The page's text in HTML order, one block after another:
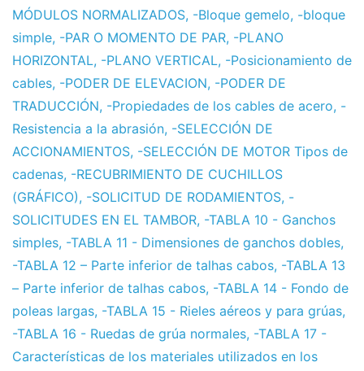
MÓDULOS NORMALIZADOS, -Bloque gemelo, -bloque
simple, -PAR O MOMENTO DE PAR, -PLANO
HORIZONTAL, -PLANO VERTICAL, -Posicionamiento de
cables, -PODER DE ELEVACION, -PODER DE
TRADUCCIÓN, -Propiedades de los cables de acero, -
Resistencia a la abrasión, -SELECCIÓN DE
ACCIONAMIENTOS, -SELECCIÓN DE MOTOR Tipos de
cadenas, -RECUBRIMIENTO DE CUCHILLOS
(GRÁFICO), -SOLICITUD DE RODAMIENTOS, -
SOLICITUDES EN EL TAMBOR, -TABLA 10 - Ganchos
simples, -TABLA 11 - Dimensiones de ganchos dobles,
-TABLA 12 – Parte inferior de talhas cabos, -TABLA 13
– Parte inferior de talhas cabos, -TABLA 14 - Fondo de
poleas largas, -TABLA 15 - Rieles aéreos y para grúas,
-TABLA 16 - Ruedas de grúa normales, -TABLA 17 -
Características de los materiales utilizados en los